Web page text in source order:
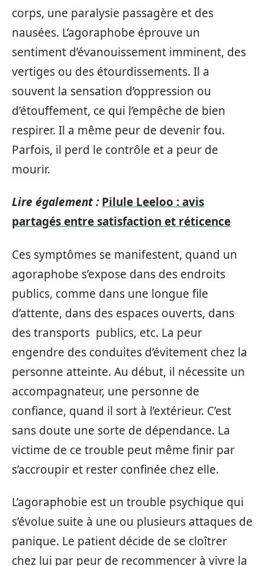
corps, une paralysie passagère et des
nausées. L’agoraphobe éprouve un
sentiment d’évanouissement imminent, des
vertiges ou des étourdissements. Il a
souvent la sensation d’oppression ou
d’étouffement, ce qui l’empêche de bien
respirer. Il a même peur de devenir fou.
Parfois, il perd le contrôle et a peur de
mourir.
Lire également : Pilule Leeloo : avis
partagés entre satisfaction et réticence
Ces symptômes se manifestent, quand un
agoraphobe s’expose dans des endroits
publics, comme dans une longue file
d’attente, dans des espaces ouverts, dans
des transports publics, etc. La peur
engendre des conduites d’évitement chez la
personne atteinte. Au début, il nécessite un
accompagnateur, une personne de
confiance, quand il sort à l’extérieur. C’est
sans doute une sorte de dépendance. La
victime de ce trouble peut même finir par
s’accroupir et rester confinée chez elle.
L’agoraphobie est un trouble psychique qui
s’évolue suite à une ou plusieurs attaques de
panique. Le patient décide de se cloîtrer
chez lui par peur de recommencer à vivre la